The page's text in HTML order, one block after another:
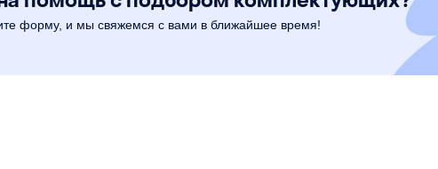
форму, и мы свяжемся с вами в ближайшее время!